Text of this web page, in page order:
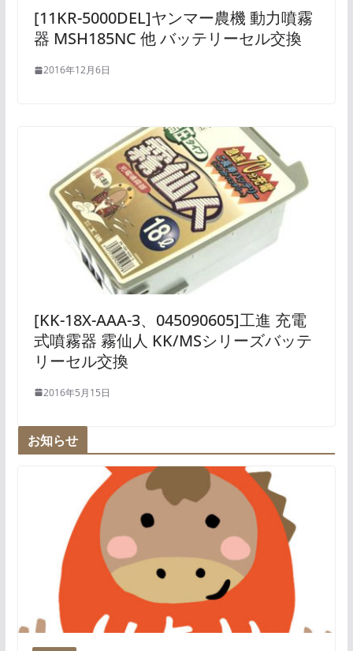
[11KR-5000DEL]ヤンマー農機 動力噴霧
器 MSH185NC 他 バッテリーセル交換
2016年12月6日
[KK-18X-AAA-3、045090605]工進 充電
式噴霧器 霧仙人 KK/MSシリーズバッテ
リーセル交換
2016年5月15日
お知らせ